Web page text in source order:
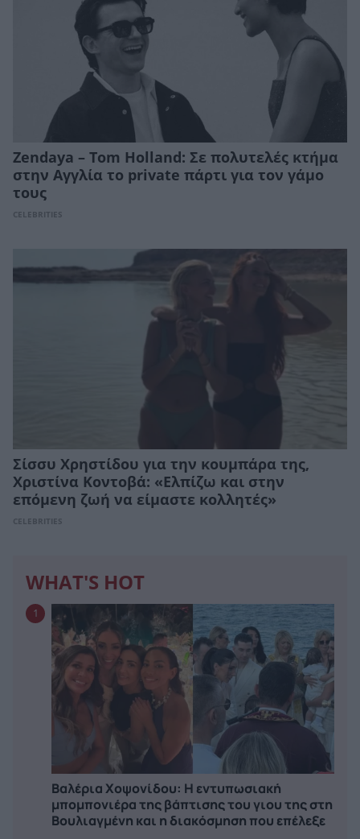
Zendaya – Tom Holland: Σε πολυτελές κτήμα
στην Αγγλία το private πάρτι για τον γάμο
τους
CELEBRITIES
Σίσσυ Χρηστίδου για την κουμπάρα της,
Xριστίνα Κοντοβά: «Ελπίζω και στην
επόμενη ζωή να είμαστε κολλητές»
CELEBRITIES
WHAT'S HOT
1
Βαλέρια Χοψονίδου: Η εντυπωσιακή
μπομπονιέρα της βάπτισης του γιου της στη
Βουλιαγμένη και η διακόσμηση που επέλεξε